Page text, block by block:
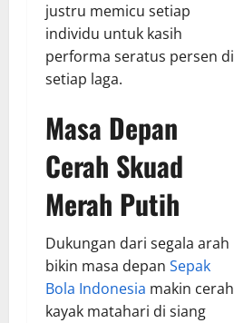
justru memicu setiap
individu untuk kasih
performa seratus persen di
setiap laga.
Masa Depan
Cerah Skuad
Merah Putih
Dukungan dari segala arah
bikin masa depan Sepak
Bola Indonesia makin cerah
kayak matahari di siang